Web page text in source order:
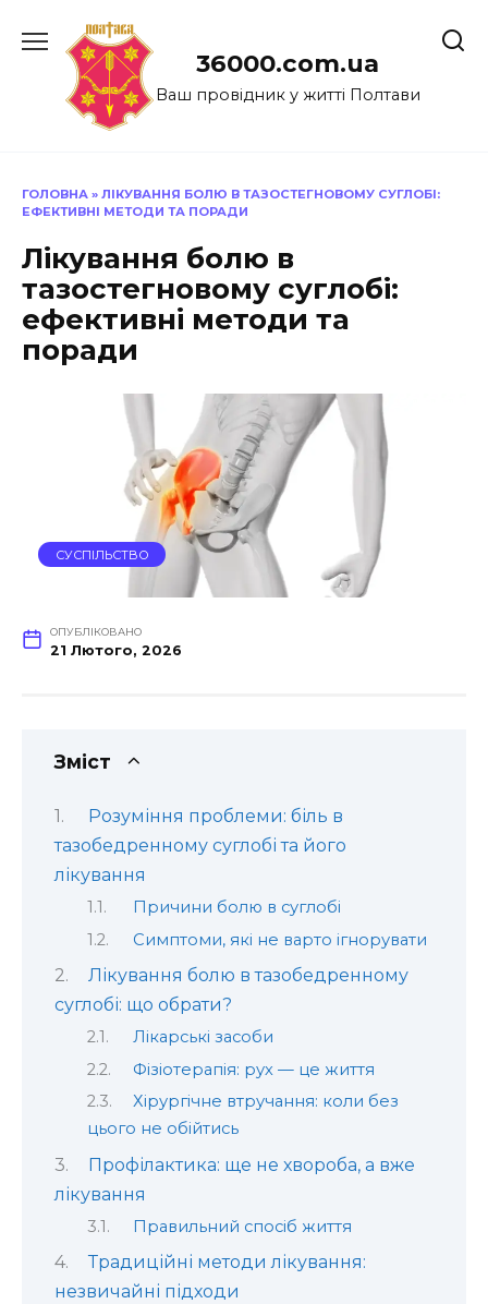
до
36000.com.ua
Ваш провідник у житті Полтави
ГОЛОВНА » ЛІКУВАННЯ БОЛЮ В ТАЗОСТЕГНОВОМУ СУГЛОБІ:
ЕФЕКТИВНІ МЕТОДИ ТА ПОРАДИ
Лікування болю в
тазостегновому суглобі:
ефективні методи та
поради
СУСПІЛЬСТВО
ОПУБЛІКОВАНО
21 Лютого, 2026
Зміст
Розуміння проблеми: біль в
тазобедренному суглобі та його
лікування
Причини болю в суглобі
Симптоми, які не варто ігнорувати
Лікування болю в тазобедренному
суглобі: що обрати?
Лікарські засоби
Фізіотерапія: рух — це життя
Хірургічне втручання: коли без
цього не обійтись
Профілактика: ще не хвороба, а вже
лікування
Правильний спосіб життя
Традиційні методи лікування:
незвичайні підходи